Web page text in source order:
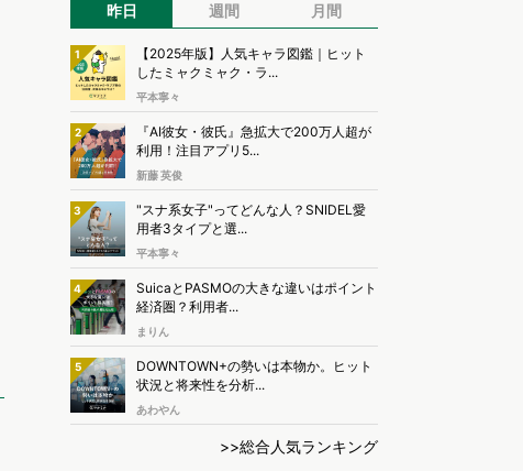
昨日 週間 月間
1
【2025年版】人気キャラ図鑑｜ヒット
したミャクミャク・ラ...
平本寧々
2
『AI彼女・彼氏』急拡大で200万人超が
利用！注目アプリ5...
新藤 英俊
3
"スナ系女子"ってどんな人？SNIDEL愛
用者3タイプと選...
平本寧々
4
SuicaとPASMOの大きな違いはポイント
経済圏？利用者...
まりん
5
DOWNTOWN+の勢いは本物か。ヒット
状況と将来性を分析...
あわやん
>>総合人気ランキング